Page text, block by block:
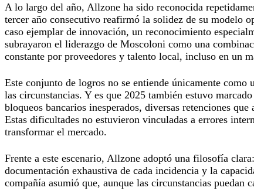
A lo largo del año, Allzone ha sido reconocida
tercer año consecutivo reafirmó la solidez de su modelo
caso ejemplar de innovación, un reconocimiento
subrayaron el liderazgo de Moscoloni como una
constante por proveedores y talento local, incluso en un
Este conjunto de logros no se entiende únicamente como
las circunstancias. Y es que 2025 también estuvo
bloqueos bancarios inesperados, diversas retenciones
Estas dificultades no estuvieron vinculadas a errores
transformar el mercado.
Frente a este escenario, Allzone adoptó una filosofía
documentación exhaustiva de cada incidencia y la
compañía asumió que, aunque las circunstancias puedan